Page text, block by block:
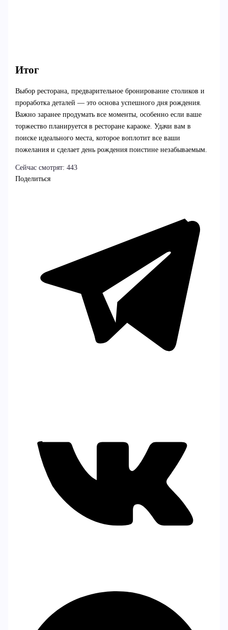
Итог
Выбор ресторана, предварительное бронирование столиков и
проработка деталей — это основа успешного дня рождения.
Важно заранее продумать все моменты, особенно если ваше
торжество планируется в ресторане караоке. Удачи вам в
поиске идеального места, которое воплотит все ваши
пожелания и сделает день рождения поистине незабываемым.
Сейчас смотрят: 443
Поделиться